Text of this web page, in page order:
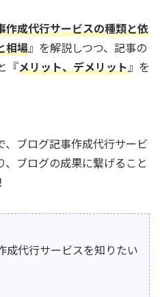
作成代行サービスの種類と依
相場』を解説しつつ、記事の
『メリット、デメリット』を
、ブログ記事作成代行サービ
ブログの成果に繋げること
成代行サービスを知りたい